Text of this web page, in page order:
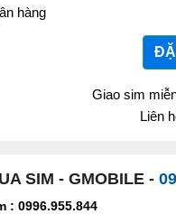
hàng
Giao sim
Liên
SIM - GMOBILE -
: 0996.955.844